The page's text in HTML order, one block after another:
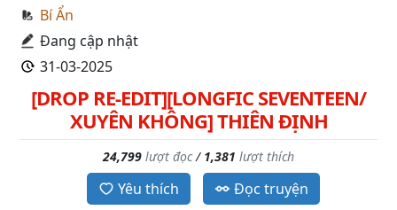
Bí Ẩn
Đang cập nhật
31-03-2025
[DROP RE-EDIT][LONGFIC SEVENTEEN/
XUYÊN KHÔNG] THIÊN ĐỊNH
24,799 lượt đọc/ 1,381 lượt thích
Yêu thích Đọc truyện